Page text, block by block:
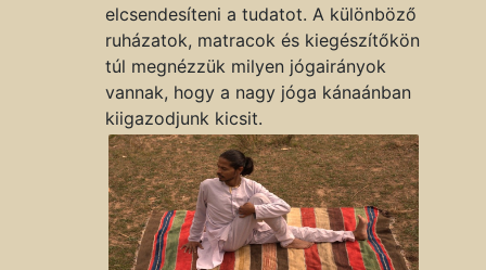
elcsendesíteni a tudatot. A különböző
ruházatok, matracok és kiegészítőkön
túl megnézzük milyen jógairányok
vannak, hogy a nagy jóga kánaánban
kiigazodjunk kicsit.